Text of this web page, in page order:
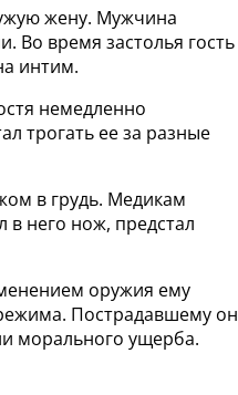
жену. Мужчина
Во время застолья гость
интим.
немедленно
трогать ее за разные
в грудь. Медикам
в него нож, предстал
оружия ему
Пострадавшему он
морального ущерба.